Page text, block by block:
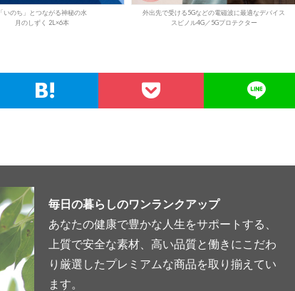
「いのち」とつながる神秘の水
月のしずく 2L×6本
外出先で受ける5Gなどの電磁波に最適なデバイス
スピノル4G／5Gプロテクター
毎日の暮らしのワンランクアップ
あなたの健康で豊かな人生をサポートする、
上質で安全な素材、高い品質と働きにこだわ
り厳選したプレミアムな商品を取り揃えてい
ます。